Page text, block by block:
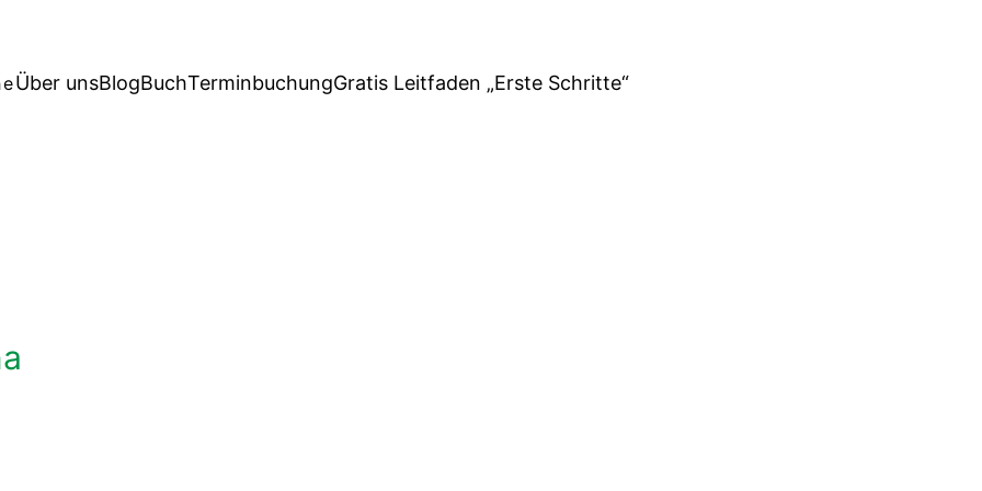
Über unsBlogBuchTerminbuchungGratis Leitfaden „Erste Schritte“